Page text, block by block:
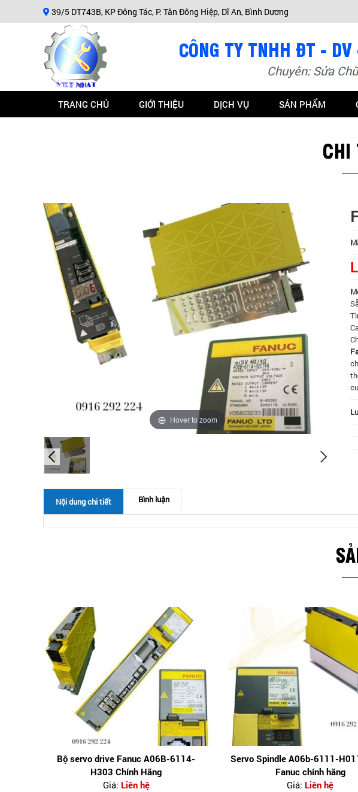
39/5 DT743B, KP Đông Tác, P. Tân Đông Hiệp, Dĩ An, Bình Dương
Chuyên: Sửa
TRANG CHỦ GIỚI THIỆU DỊCH VỤ SẢN PHẨM
CHI
Hover to zoom
Nội dung chi tiết Bình luận
Bộ servo drive Fanuc A06B-6114-
H303 Chính Hãng
Giá: Liên hệ
Servo Spindle A06b-6111-
Fanuc chính hãng
Giá: Liên hệ